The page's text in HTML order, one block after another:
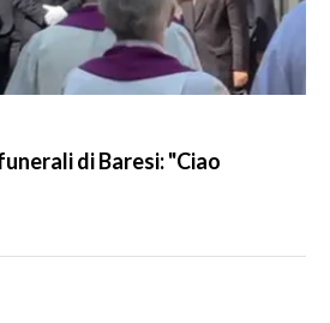
di Baresi: "Ciao